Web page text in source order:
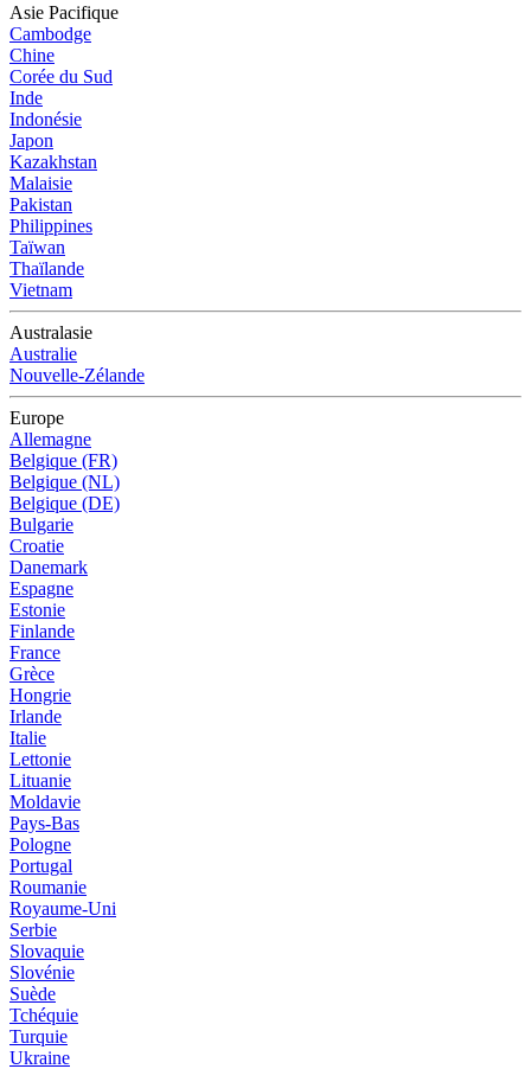
Asie Pacifique
Cambodge
Chine
Corée du Sud
Inde
Indonésie
Japon
Kazakhstan
Malaisie
Pakistan
Philippines
Taïwan
Thaïlande
Vietnam
Australasie
Australie
Nouvelle-Zélande
Europe
Allemagne
Belgique (FR)
Belgique (NL)
Belgique (DE)
Bulgarie
Croatie
Danemark
Espagne
Estonie
Finlande
France
Grèce
Hongrie
Irlande
Italie
Lettonie
Lituanie
Moldavie
Pays-Bas
Pologne
Portugal
Roumanie
Royaume-Uni
Serbie
Slovaquie
Slovénie
Suède
Tchéquie
Turquie
Ukraine